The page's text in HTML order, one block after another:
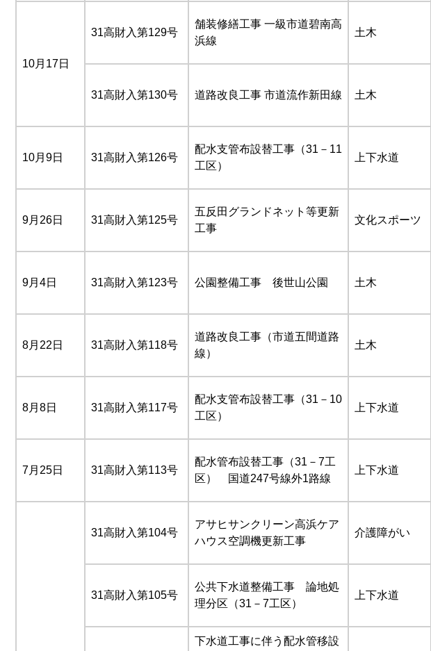
10月17日
31高財入第129号
舗装修繕工事 一級市道碧南高
浜線
土木
31高財入第130号 道路改良工事 市道流作新田線 土木
10月9日 31高財入第126号
配水支管布設替工事（31－11
工区）
上下水道
9月26日 31高財入第125号
五反田グランドネット等更新
工事
文化スポーツ
9月4日 31高財入第123号 公園整備工事 後世山公園 土木
8月22日 31高財入第118号
道路改良工事（市道五間道路
線）
土木
8月8日 31高財入第117号
配水支管布設替工事（31－10
工区）
上下水道
7月25日 31高財入第113号
配水管布設替工事（31－7工
区） 国道247号線外1路線
上下水道
31高財入第104号
アサヒサンクリーン高浜ケア
ハウス空調機更新工事
介護障がい
31高財入第105号
公共下水道整備工事 論地処
理分区（31－7工区）
上下水道
下水道工事に伴う配水管移設